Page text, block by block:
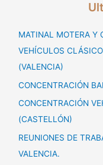
MATINAL MOTERA Y
VEHÍCULOS
(VALENCIA)
CONCENTRACIÓN
CONCENTRACIÓN
(CASTELLÓN)
REUNIONES DE
VALENCIA.